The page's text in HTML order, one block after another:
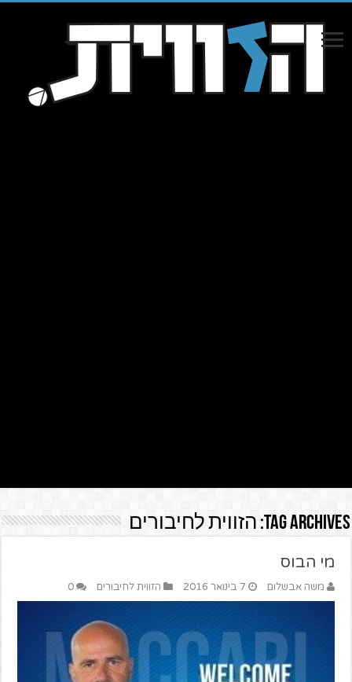
Tag Archives: הזווית לחיבורים
מי הבוס
משה אבשלום 7 בינואר 2016 הזווית לחיבורים 0